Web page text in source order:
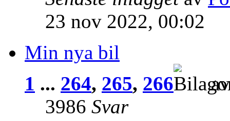
23 nov 2022, 00:02
Min nya bil
1 ... 264, 265, 266
3986 Svar